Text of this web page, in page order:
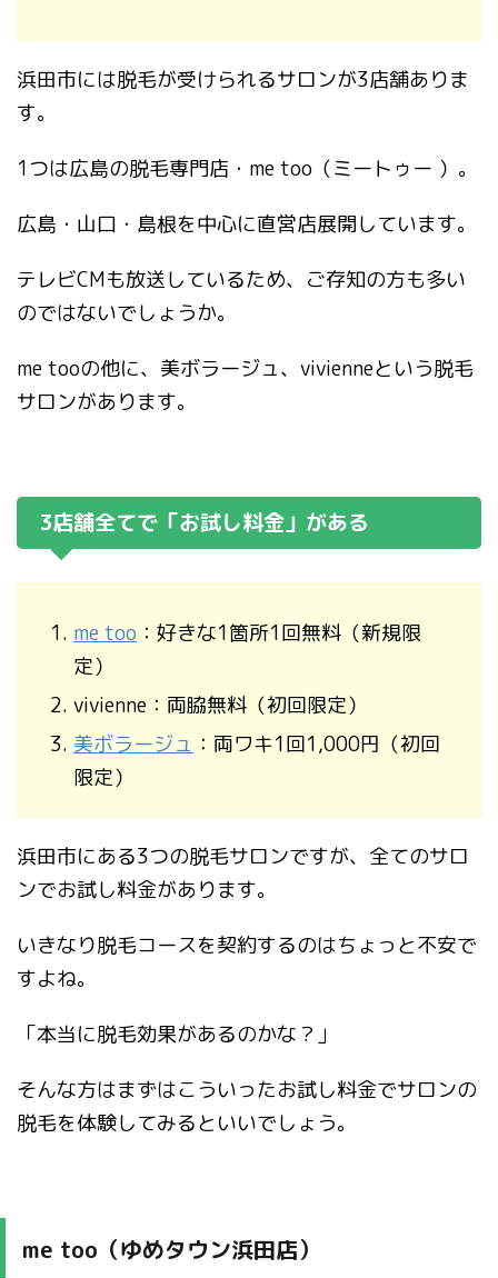
浜田市には脱毛が受けられるサロンが3店舗ありま
す。
1つは広島の脱毛専門店・me too（ミートゥー ）。
広島・山口・島根を中心に直営店展開しています。
テレビCMも放送しているため、ご存知の方も多い
のではないでしょうか。
me tooの他に、美ボラージュ、vivienneという脱毛
サロンがあります。
3店舗全てで「お試し料金」がある
me too ：好きな1箇所1回無料（新規限
定）
vivienne：両脇無料（初回限定）
美ボラージュ ：両ワキ1回1,000円（初回
限定）
浜田市にある3つの脱毛サロンですが、全てのサロ
ンでお試し料金があります。
いきなり脱毛コースを契約するのはちょっと不安で
すよね。
「本当に脱毛効果があるのかな？」
そんな方はまずはこういったお試し料金でサロンの
脱毛を体験してみるといいでしょう。
me too（ゆめタウン浜田店）